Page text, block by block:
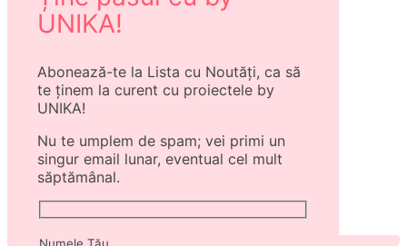
UNIKA!
Abonează-te la Lista cu Noutăți, ca să
te ținem la curent cu proiectele by
UNIKA!
Nu te umplem de spam; vei primi un
singur email lunar, eventual cel mult
săptămânal.